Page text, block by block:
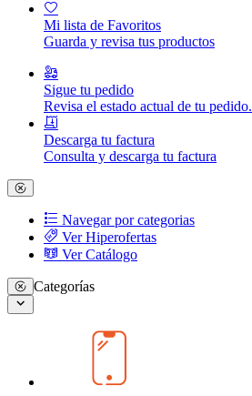
Mi lista de Favoritos
Guarda y revisa tus productos
Sigue tu pedido
Revisa el estado actual de tu pedido.
Descarga tu factura
Consulta y descarga tu factura
Navegar por categorias
Ver Hiperofertas
Ver Catálogo
Categorías